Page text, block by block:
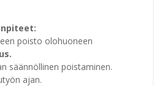
poisto olohuoneen
säännöllinen poistaminen.
ajan.